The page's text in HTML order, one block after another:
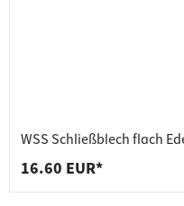
WSS Schließblech flach
16.60 EUR*